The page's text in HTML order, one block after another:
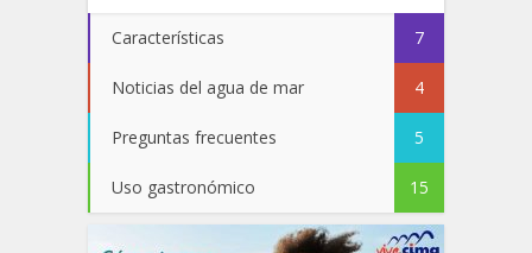
Características 7
Noticias del agua de mar 4
Preguntas frecuentes 5
Uso gastronómico 15